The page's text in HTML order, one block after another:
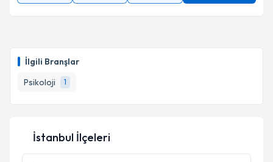
İlgili Branşlar
Psikoloji
1
İstanbul İlçeleri